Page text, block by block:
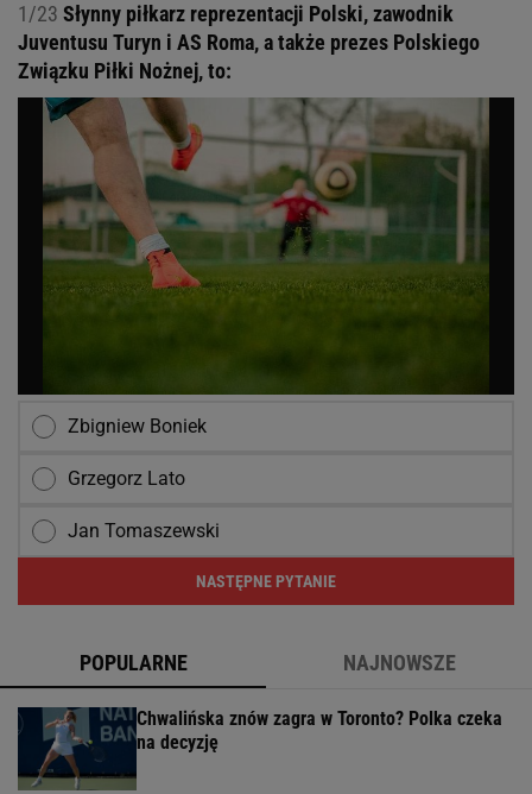
1/23 Słynny piłkarz reprezentacji Polski, zawodnik
Juventusu Turyn i AS Roma, a także prezes Polskiego
Związku Piłki Nożnej, to:
Zbigniew Boniek
Grzegorz Lato
Jan Tomaszewski
NASTĘPNE PYTANIE
POPULARNE NAJNOWSZE
Chwalińska znów zagra w Toronto? Polka czeka
na decyzję